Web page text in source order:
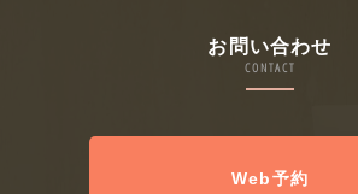
お問い合わせ
CONTACT
Web予約